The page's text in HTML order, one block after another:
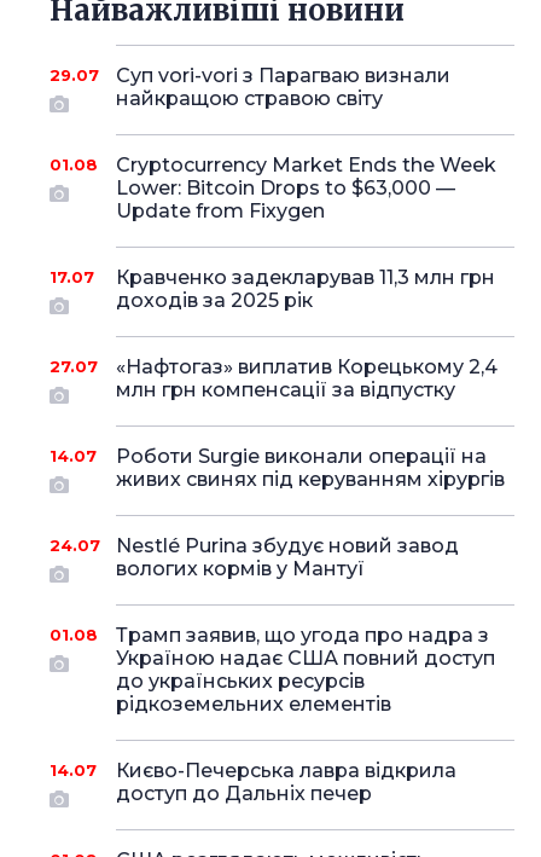
Найважливіші новини
29.07
Суп vori-vori з Парагваю визнали
найкращою стравою світу
01.08
Cryptocurrency Market Ends the Week
Lower: Bitcoin Drops to $63,000 —
Update from Fixygen
17.07
Кравченко задекларував 11,3 млн грн
доходів за 2025 рік
27.07
«Нафтогаз» виплатив Корецькому 2,4
млн грн компенсації за відпустку
14.07
Роботи Surgie виконали операції на
живих свинях під керуванням хірургів
24.07
Nestlé Purina збудує новий завод
вологих кормів у Мантуї
01.08
Трамп заявив, що угода про надра з
Україною надає США повний доступ
до українських ресурсів
рідкоземельних елементів
14.07
Києво-Печерська лавра відкрила
доступ до Дальніх печер